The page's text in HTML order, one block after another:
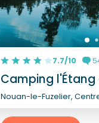
7.7/10
Camping
Nouan-le-Fuzelier,